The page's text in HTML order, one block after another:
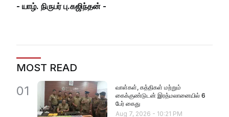
- யாழ். நிருபர் பு.கஜிந்தன் -
MOST READ
01
வாள்கள், கத்திகள் மற்றும்
கைக்குண்டுடன் இரத்மலானையில் 6
பேர் கைது
Aug 7, 2026 - 10:21 PM